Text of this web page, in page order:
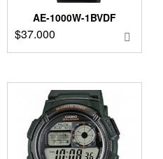
AE-1000W-1BVDF
$37.000